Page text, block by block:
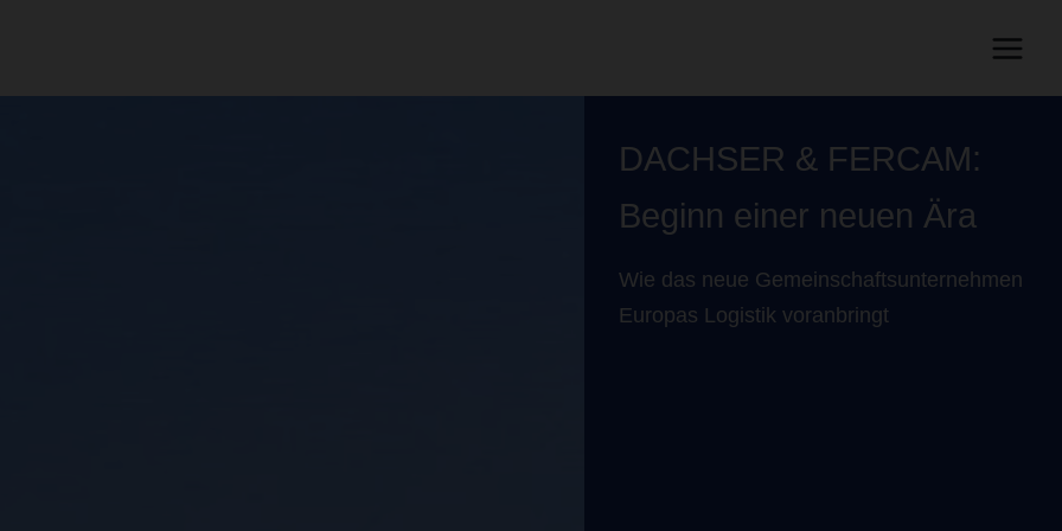
DACHSER & FERCAM:
Beginn einer neuen Ära
Wie das neue Gemeinschaftsunternehmen
Europas Logistik voranbringt